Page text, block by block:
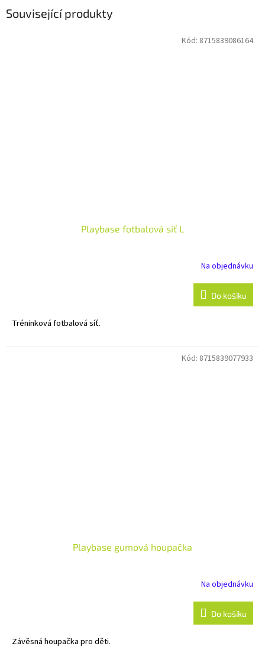
Související produkty
Playbase fotbalová síť L
Na objednávku
Do košíku
Tréninková fotbalová síť.
Kód: 8715839086164
Playbase gumová houpačka
Na objednávku
Do košíku
Závěsná houpačka pro děti.
Kód: 8715839077933